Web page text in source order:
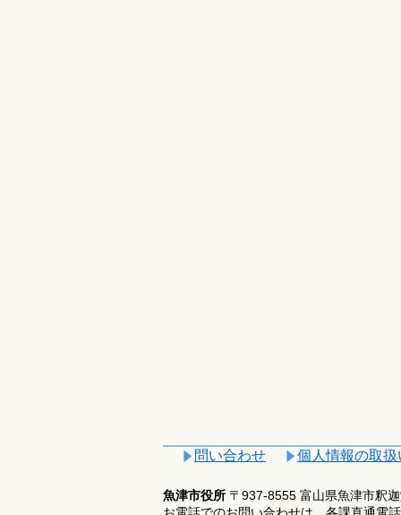
問い合わせ 個人情報の取扱
魚津市役所 〒937-8555 富山県魚津市釈